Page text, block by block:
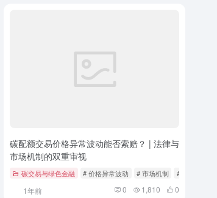
碳配额交易价格异常波动能否索赔？ | 法律与
市场机制的双重审视
碳交易与绿色金融 # 价格异常波动 # 市场机制 # 案例分析
1年前 0 1,810 0